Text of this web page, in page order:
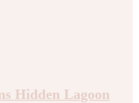
Hidden Lagoon